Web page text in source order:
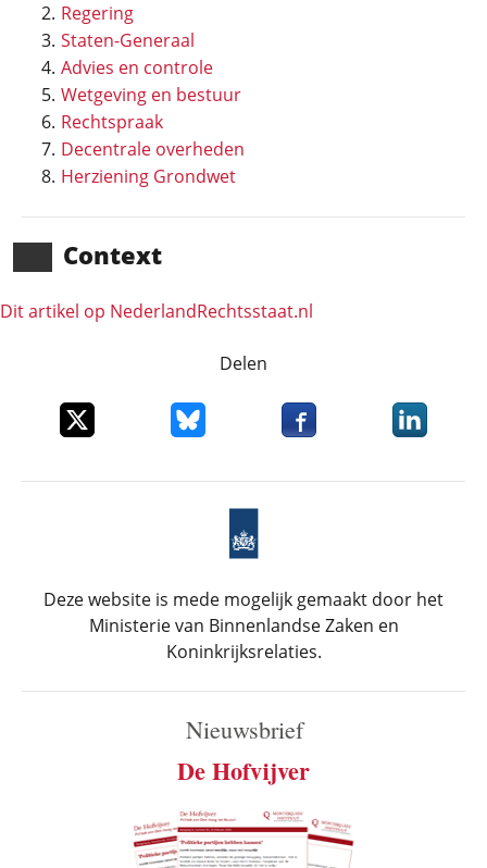
Regering
Staten-Generaal
Advies en controle
Wetgeving en bestuur
Rechtspraak
Decentrale overheden
Herziening Grondwet
Context
Dit artikel op NederlandRechts­staat.nl
Delen
Deel dit item op XDeel dit item op Bluesky
Deel dit item opDeel dit
Deze website is mede mogelijk gemaakt door het
Ministerie van Binnenlandse Zaken en
Koninkrijksrelaties.
Nieuwsbrief
De Hofvijver